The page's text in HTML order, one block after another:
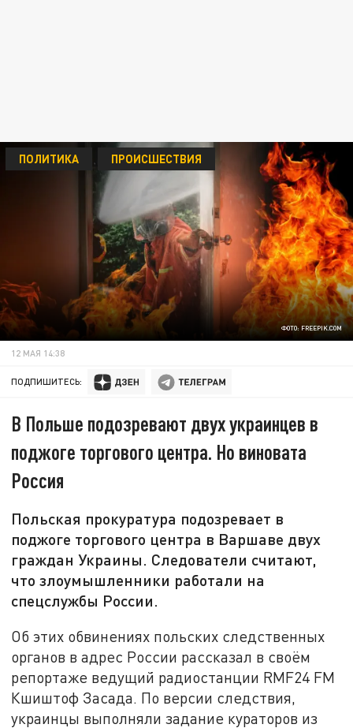
ФОТО: FREEPIK.COM
ПОЛИТИКА ПРОИСШЕСТВИЯ
12 МАЯ 14:38
ПОДПИШИТЕСЬ:
В Польше подозревают двух украинцев в
поджоге торгового центра. Но виновата
Россия
Польская прокуратура подозревает в
поджоге торгового центра в Варшаве двух
граждан Украины. Следователи считают,
что злоумышленники работали на
спецслужбы России.
Об этих обвинениях польских следственных
органов в адрес России рассказал в своём
репортаже ведущий радиостанции RMF24 FM
Кшиштоф Засада. По версии следствия,
украинцы выполняли задание кураторов из